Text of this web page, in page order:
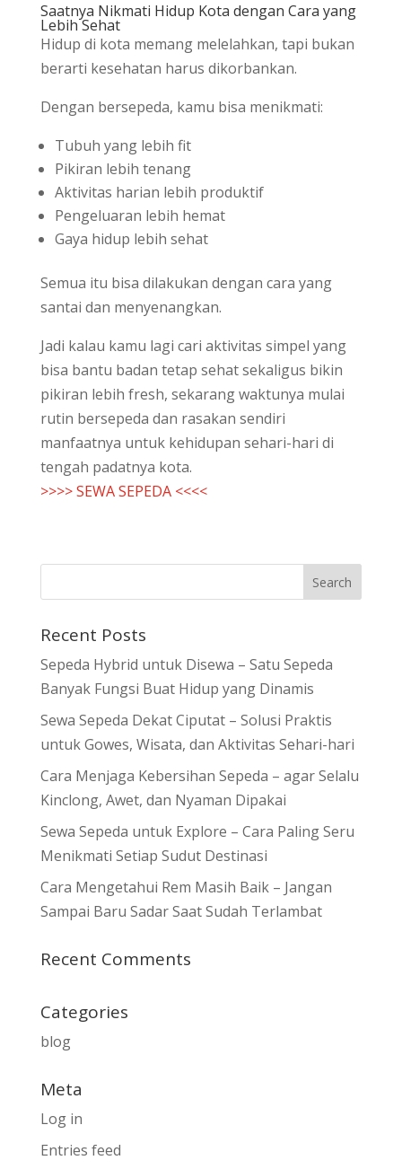
Saatnya Nikmati Hidup Kota dengan Cara yang
Lebih Sehat
Hidup di kota memang melelahkan, tapi bukan
berarti kesehatan harus dikorbankan.
Dengan bersepeda, kamu bisa menikmati:
Tubuh yang lebih fit
Pikiran lebih tenang
Aktivitas harian lebih produktif
Pengeluaran lebih hemat
Gaya hidup lebih sehat
Semua itu bisa dilakukan dengan cara yang
santai dan menyenangkan.
Jadi kalau kamu lagi cari aktivitas simpel yang
bisa bantu badan tetap sehat sekaligus bikin
pikiran lebih fresh, sekarang waktunya mulai
rutin bersepeda dan rasakan sendiri
manfaatnya untuk kehidupan sehari-hari di
tengah padatnya kota.
>>>> SEWA SEPEDA <<<<
Recent Posts
Sepeda Hybrid untuk Disewa – Satu Sepeda
Banyak Fungsi Buat Hidup yang Dinamis
Sewa Sepeda Dekat Ciputat – Solusi Praktis
untuk Gowes, Wisata, dan Aktivitas Sehari-hari
Cara Menjaga Kebersihan Sepeda – agar Selalu
Kinclong, Awet, dan Nyaman Dipakai
Sewa Sepeda untuk Explore – Cara Paling Seru
Menikmati Setiap Sudut Destinasi
Cara Mengetahui Rem Masih Baik – Jangan
Sampai Baru Sadar Saat Sudah Terlambat
Recent Comments
Categories
blog
Meta
Log in
Entries feed